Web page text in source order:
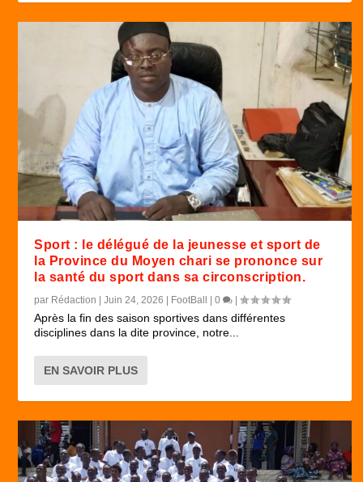
Sport : le délégué de la jeunesse et sport de
la Province du Moyen chari se prononce sur
la santé du sport dans sa circonscription.
par Rédaction |Juin 24, 2026 FootBall |0 |
Après la fin des saison sportives dans différentes
disciplines dans la dite province, notre...
EN SAVOIR PLUS